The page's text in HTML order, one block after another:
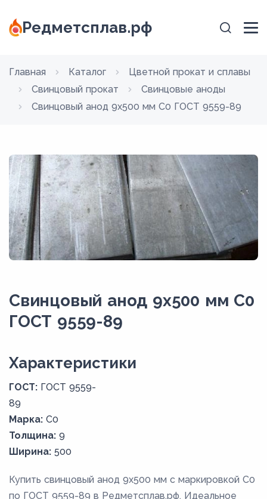
Редметсплав.рф
Главная Каталог
Цветной прокат и сплавы
Свинцовый прокат
Свинцовые аноды
Свинцовый анод 9x500 мм С0 ГОСТ 9559-89
Свинцовый анод 9x500 мм С0
ГОСТ 9559-89
Xарактеристики
ГОСТ: ГОСТ 9559-
89
Марка: С0
Толщина: 9
Ширина: 500
Купить свинцовый анод 9x500 мм с маркировкой С0
по ГОСТ 9559-89 в Редметсплав.рф. Идеальное